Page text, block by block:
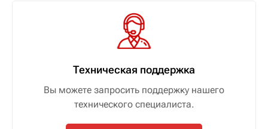
Техническая поддержка
Вы можете запросить поддержку нашего
технического специалиста.